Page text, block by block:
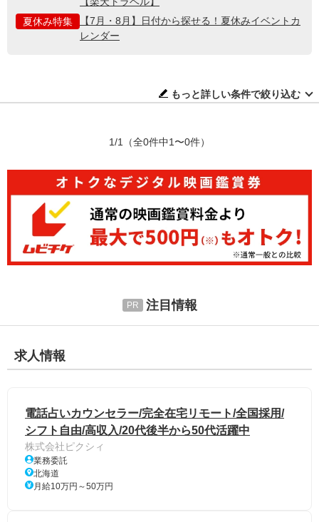
夏休み特集
【7月・8月】日付から探せる！夏休みイベントカ
レンダー
もっと詳しい条件で絞り込む
1/1 （全0件中1〜0件）
注目情報
求人情報
電話占いカウンセラー/完全在宅リモート/全国採用/
シフト自由/高収入/20代後半から50代活躍中
株式会社ピクシィ
業務委託
北海道
月給10万円～50万円